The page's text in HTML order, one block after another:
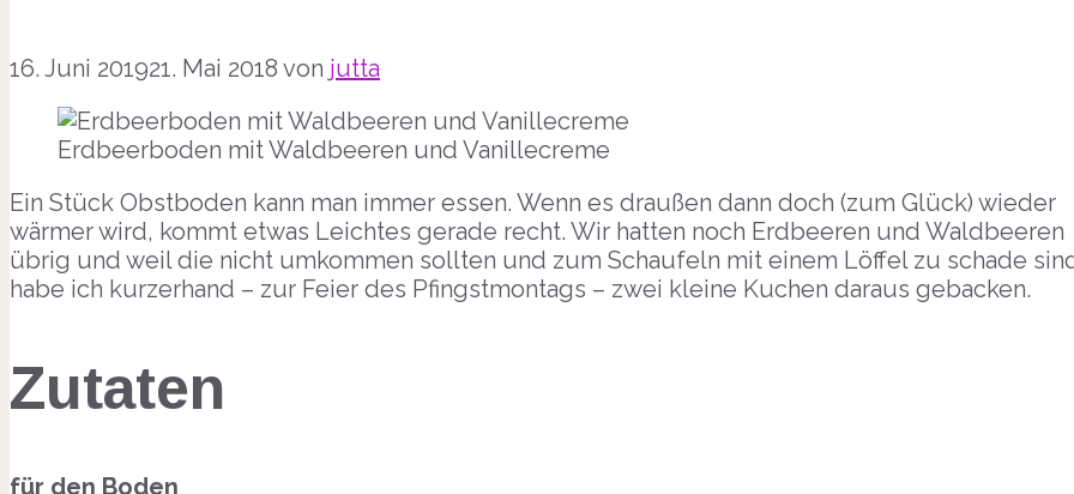
16. Juni 201921. Mai 2018 von jutta
Erdbeerboden mit Waldbeeren und Vanillecreme
Ein Stück Obstboden kann man immer essen. Wenn es draußen dann doch (zum Glück) wieder
wärmer wird, kommt etwas Leichtes gerade recht. Wir hatten noch Erdbeeren und Waldbeeren
übrig und weil die nicht umkommen sollten und zum Schaufeln mit einem Löffel zu schade
habe ich kurzerhand – zur Feier des Pfingstmontags – zwei kleine Kuchen daraus gebacken.
Zutaten
für den Boden